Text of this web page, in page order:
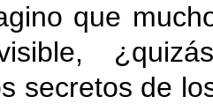
que
secretos de